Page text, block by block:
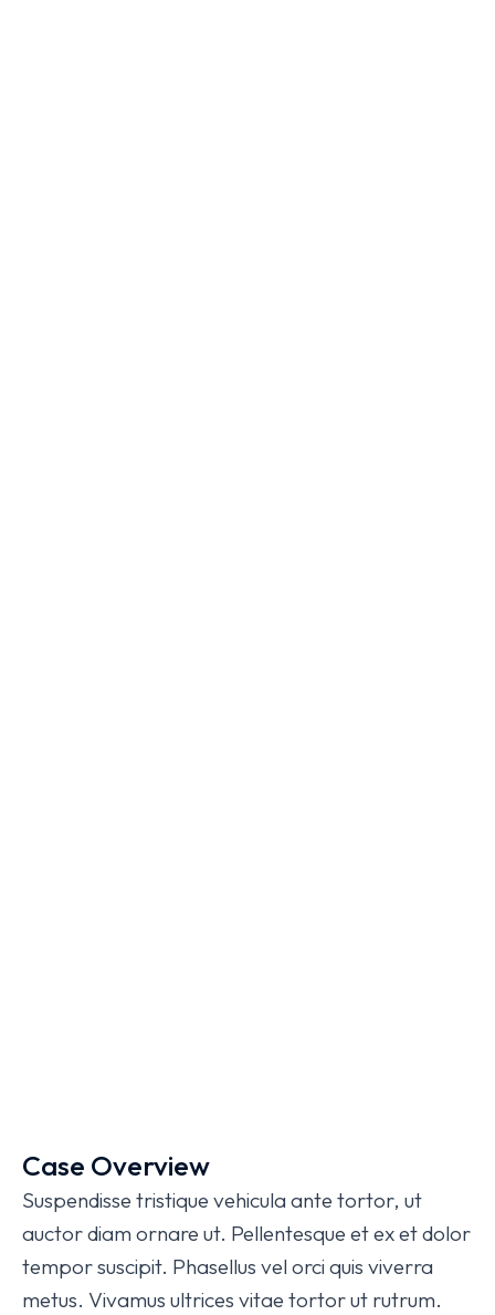
Case Overview
Suspendisse tristique vehicula ante tortor, ut
auctor diam ornare ut. Pellentesque et ex et dolor
tempor suscipit. Phasellus vel orci quis viverra
metus. Vivamus ultrices vitae tortor ut rutrum.